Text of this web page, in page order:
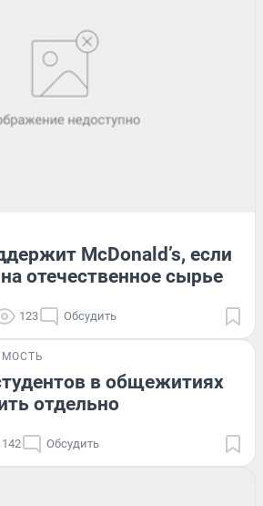
McDonald’s, если
отечественное сырье
123 Обсудить
в общежитиях
отдельно
142 Обсудить